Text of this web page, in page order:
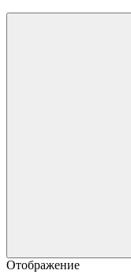
Отображение